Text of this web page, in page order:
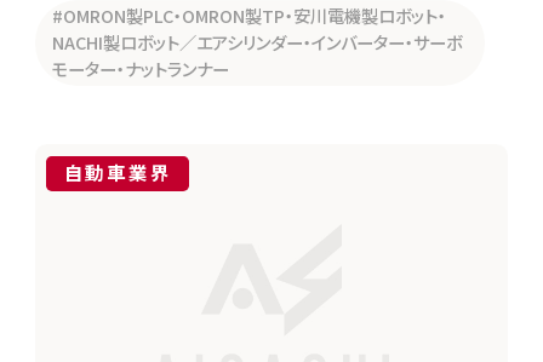
#OMRON製PLC・OMRON製TP・安川電機製ロボット・
NACHI製ロボット／エアシリンダー・インバーター・サーボ
モーター・ナットランナー
自動車業界